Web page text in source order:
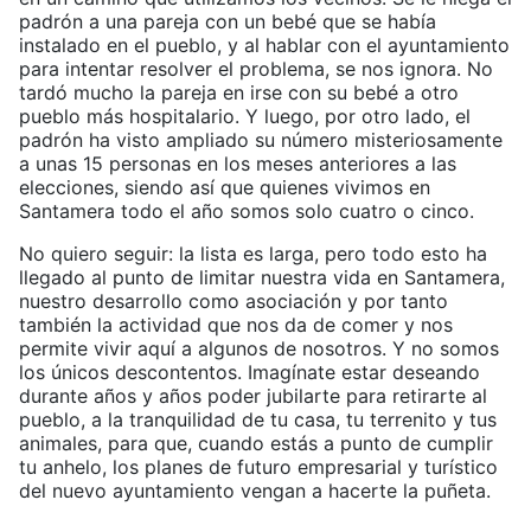
padrón a una pareja con un bebé que se había
instalado en el pueblo, y al hablar con el ayuntamiento
para intentar resolver el problema, se nos ignora. No
tardó mucho la pareja en irse con su bebé a otro
pueblo más hospitalario. Y luego, por otro lado, el
padrón ha visto ampliado su número misteriosamente
a unas 15 personas en los meses anteriores a las
elecciones, siendo así que quienes vivimos en
Santamera todo el año somos solo cuatro o cinco.
No quiero seguir: la lista es larga, pero todo esto ha
llegado al punto de limitar nuestra vida en Santamera,
nuestro desarrollo como asociación y por tanto
también la actividad que nos da de comer y nos
permite vivir aquí a algunos de nosotros. Y no somos
los únicos descontentos. Imagínate estar deseando
durante años y años poder jubilarte para retirarte al
pueblo, a la tranquilidad de tu casa, tu terrenito y tus
animales, para que, cuando estás a punto de cumplir
tu anhelo, los planes de futuro empresarial y turístico
del nuevo ayuntamiento vengan a hacerte la puñeta.